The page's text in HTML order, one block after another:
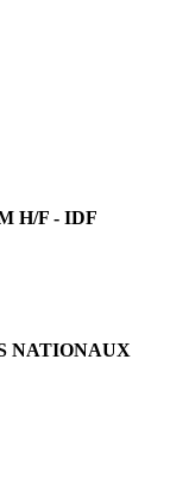
H/F - IDF
NATIONAUX